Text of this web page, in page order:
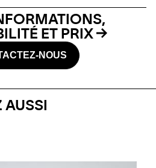
ET PRIX
NOUS